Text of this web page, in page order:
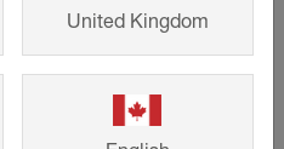
Schlueter-Systems
United Kingdom